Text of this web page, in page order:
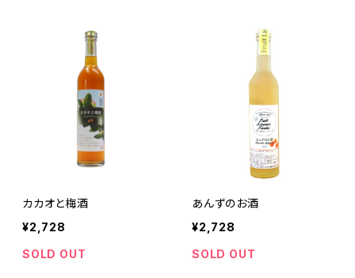
カカオと梅酒
¥2,728
SOLD OUT
あんずのお酒
¥2,728
SOLD OUT